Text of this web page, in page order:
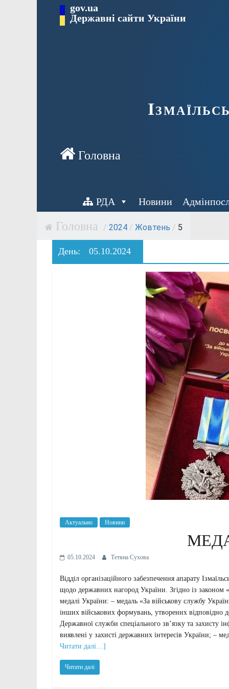
gov.ua
Державні сайти України
РДА Новини
/ 2024 / Жовтень / 5
День: 05.10.2024
Актуально Новини
05.10.2024 Тетяна Сухова
Відділ організаційного забезпечення апарату
щодо державних нагород України. Згідно із
медалі України: – медаль «За військову службу
інших військових формувань, утворених відповідно
Державної служби спеціального зв’язку та захисту
виявлені у захисті державних інтересів України; –
Читати далі…]
Читати далі